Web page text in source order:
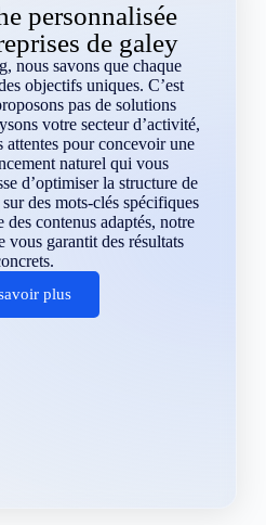
personnalisée
de galey
nous savons que chaque
objectifs uniques. C’est
pas de solutions
votre secteur d’activité,
attentes pour concevoir une
naturel qui vous
d’optimiser la structure de
des mots-clés spécifiques
contenus adaptés, notre
vous garantit des résultats
plus